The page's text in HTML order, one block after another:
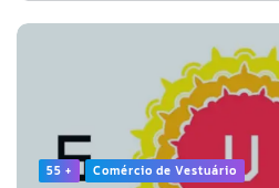
55 + Comércio de Vestuário